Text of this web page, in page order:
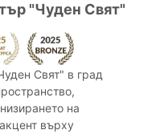
"Чуден Свят"
Свят" в град
на
върху